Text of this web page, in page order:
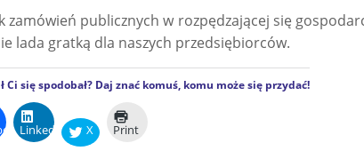
zamówień publicznych w rozpędzającej się
lada gratką dla naszych przedsiębiorców.
Ci się spodobał? Daj znać komuś, komu może się przydać!
LinkedIn X Print